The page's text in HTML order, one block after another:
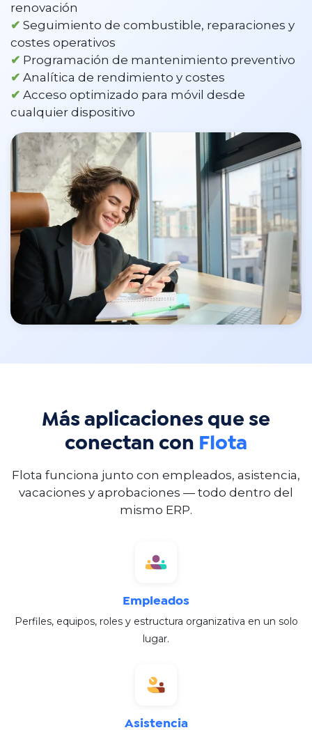
renovación
✔ Seguimiento de combustible, reparaciones y
costes operativos
✔ Programación de mantenimiento preventivo
✔ Analítica de rendimiento y costes
✔ Acceso optimizado para móvil desde
cualquier dispositivo
Más aplicaciones que se
conectan con Flota
Flota funciona junto con empleados, asistencia,
vacaciones y aprobaciones — todo dentro del
mismo ERP.​
Empleados
Perfiles, equipos, roles y estructura organizativa en un solo
lugar.​
Asistencia